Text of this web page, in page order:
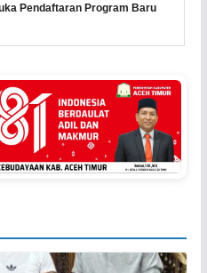
Pendaftaran Program Baru